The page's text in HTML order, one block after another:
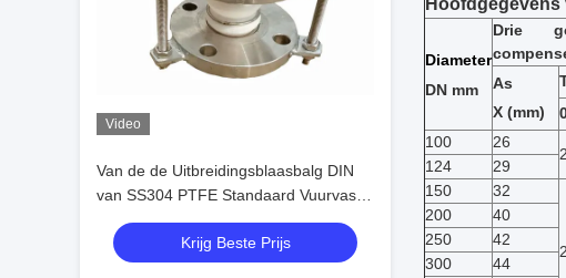
Video
Van de de Uitbreidingsblaasbalg DIN
van SS304 PTFE Standaard Vuurvaste
de Voerings Rubber Hoge Smering
Krijg Beste Prijs
Hoofdgegevens
Diameter
DN mm
Drie
As
X (mm)
100
26
124 29
150
32
200 40
250
42
300
44